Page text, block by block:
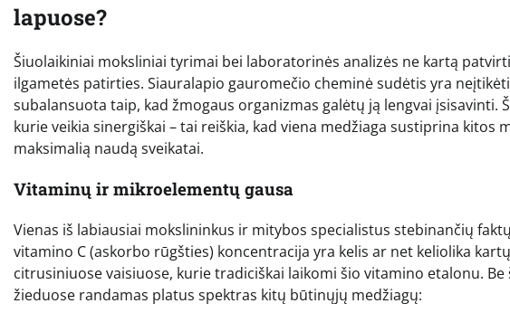
lapuose?
Šiuolaikiniai moksliniai tyrimai bei laboratorinės analizės ne kartą
ilgametės patirties. Siauralapio gauromečio cheminė sudėtis yra
subalansuota taip, kad žmogaus organizmas galėtų ją lengvai įsisavinti.
kurie veikia sinergiškai – tai reiškia, kad viena medžiaga sustiprina
maksimalią naudą sveikatai.
Vitaminų ir mikroelementų gausa
Vienas iš labiausiai mokslininkus ir mitybos specialistus stebinančių
vitamino C (askorbo rūgšties) koncentracija yra kelis ar net keliolika
citrusiniuose vaisiuose, kurie tradiciškai laikomi šio vitamino etalonu.
žieduose randamas platus spektras kitų būtinųjų medžiagų: